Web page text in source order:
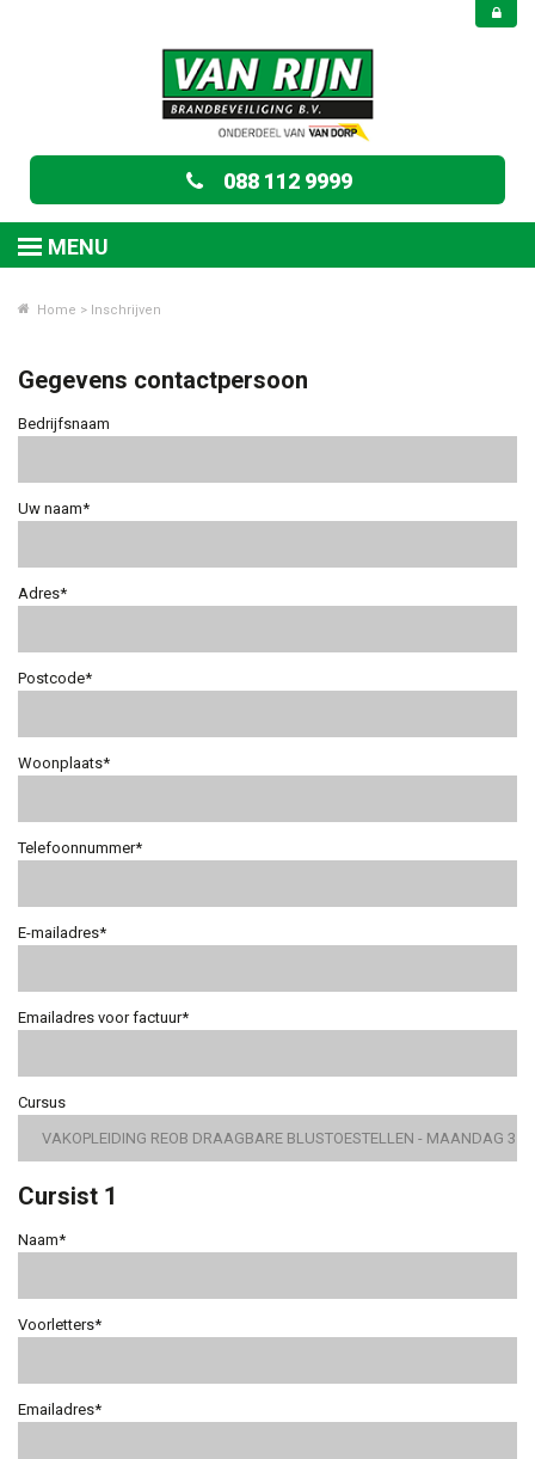
088 112 9999
MENU
Home > Inschrijven
Gegevens contactpersoon
Bedrijfsnaam
Uw naam*
Adres*
Postcode*
Woonplaats*
Telefoonnummer*
E-mailadres*
Emailadres voor factuur*
Cursus
Cursist 1
Naam*
Voorletters*
Emailadres*